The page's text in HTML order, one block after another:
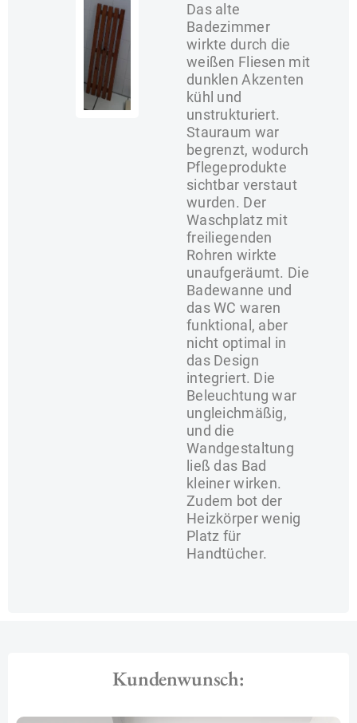
Das alte
Badezimmer
wirkte durch die
weißen Fliesen mit
dunklen Akzenten
kühl und
unstrukturiert.
Stauraum war
begrenzt, wodurch
Pflegeprodukte
sichtbar verstaut
wurden. Der
Waschplatz mit
freiliegenden
Rohren wirkte
unaufgeräumt. Die
Badewanne und
das WC waren
funktional, aber
nicht optimal in
das Design
integriert. Die
Beleuchtung war
ungleichmäßig,
und die
Wandgestaltung
ließ das Bad
kleiner wirken.
Zudem bot der
Heizkörper wenig
Platz für
Handtücher.
Kundenwunsch: